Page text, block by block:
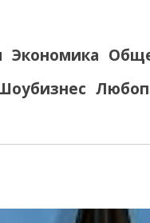
Экономика